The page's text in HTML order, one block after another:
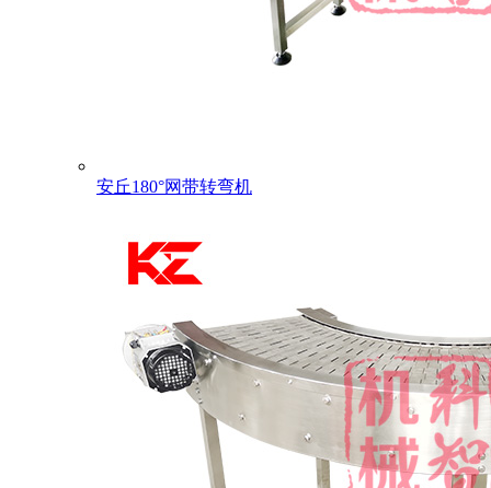
安丘180°网带转弯机